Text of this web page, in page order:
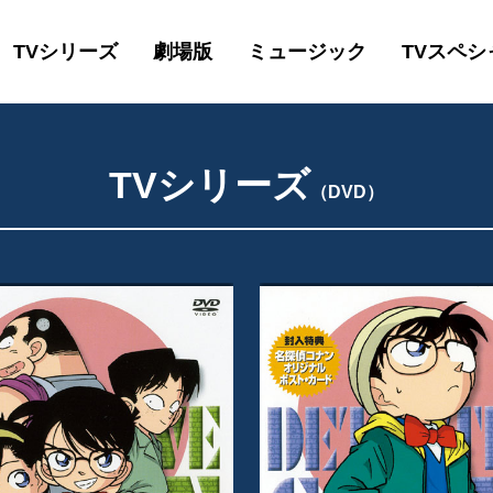
TVシリーズ 劇場版 ミュージック TVスペシ
TVシリーズ （DVD）